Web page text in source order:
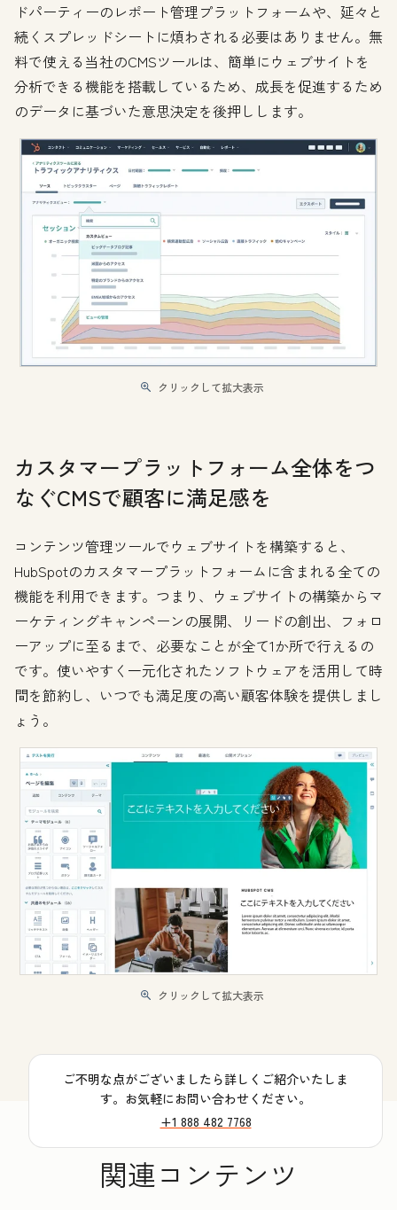
ドパーティーのレポート管理プラットフォームや、延々と
続くスプレッドシートに煩わされる必要はありません。無
料で使える当社のCMSツールは、簡単にウェブサイトを
分析できる機能を搭載しているため、成長を促進するため
のデータに基づいた意思決定を後押しします。
クリックして拡大表示
カスタマープラットフォーム全体をつ
なぐCMSで顧客に満足感を
コンテンツ管理ツールでウェブサイトを構築すると、
HubSpotのカスタマープラットフォームに含まれる全ての
機能を利用できます。つまり、ウェブサイトの構築からマ
ーケティングキャンペーンの展開、リードの創出、フォロ
ーアップに至るまで、必要なことが全て1か所で行えるの
です。使いやすく一元化されたソフトウェアを活用して時
間を節約し、いつでも満足度の高い顧客体験を提供しまし
ょう。
クリックして拡大表示
ご不明な点がございましたら詳しくご紹介いたしま
す。お気軽にお問い合わせください。
+1 888 482 7768
関連コンテンツ